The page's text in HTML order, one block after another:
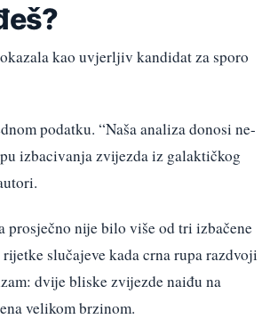
kao uvjerljiv kandidat za sporo
podatku. “Naša analiza donosi ne-
izbacivanja zvijezda iz galaktičkog
nije bilo više od tri izbačene
slučajeve kada crna rupa razdvoji
dvije bliske zvijezde naiđu na
velikom brzinom.